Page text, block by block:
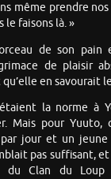
même prendre
le faisons là. »
de son
de plaisir
en savourait
la norme à
Mais pour
jour et un jeune
pas suffisant,
du Clan du Loup